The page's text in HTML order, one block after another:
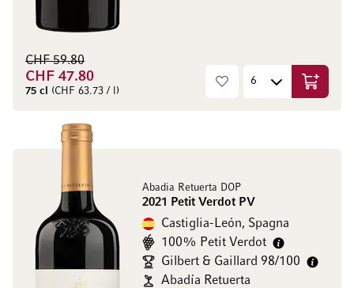
CHF 47.80
CHF 59.80
75 cl (CHF 63.73 / l)
Abadia Retuerta DOP
2021 Petit Verdot PV
Castiglia-León, Spagna
100% Petit Verdot
Gilbert & Gaillard 98/100
Abadía Retuerta